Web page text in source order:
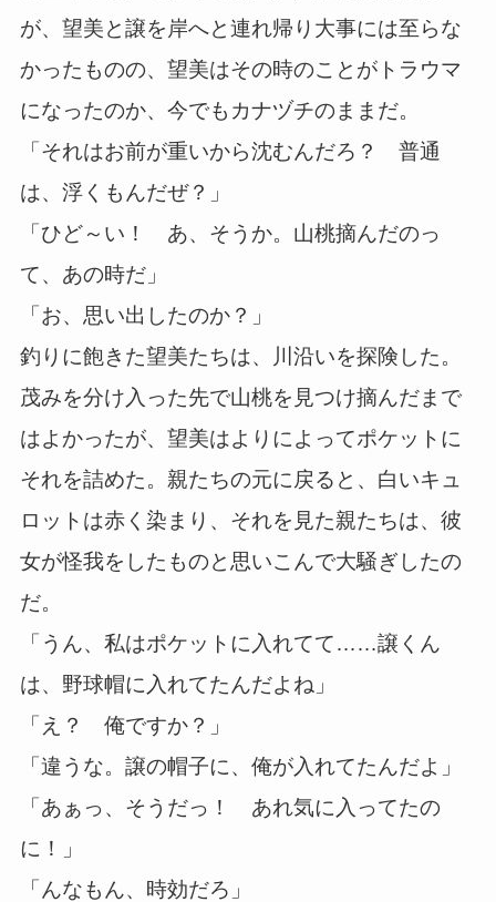
が、望美と譲を岸へと連れ帰り大事には至らな
かったものの、望美はその時のことがトラウマ
になったのか、今でもカナヅチのままだ。
「それはお前が重いから沈むんだろ？ 普通
は、浮くもんだぜ？」
「ひど～い！ あ、そうか。山桃摘んだのっ
て、あの時だ」
「お、思い出したのか？」
釣りに飽きた望美たちは、川沿いを探険した。
茂みを分け入った先で山桃を見つけ摘んだまで
はよかったが、望美はよりによってポケットに
それを詰めた。親たちの元に戻ると、白いキュ
ロットは赤く染まり、それを見た親たちは、彼
女が怪我をしたものと思いこんで大騒ぎしたの
だ。
「うん、私はポケットに入れてて……譲くん
は、野球帽に入れてたんだよね」
「え？ 俺ですか？」
「違うな。譲の帽子に、俺が入れてたんだよ」
「あぁっ、そうだっ！ あれ気に入ってたの
に！」
「んなもん、時効だろ」